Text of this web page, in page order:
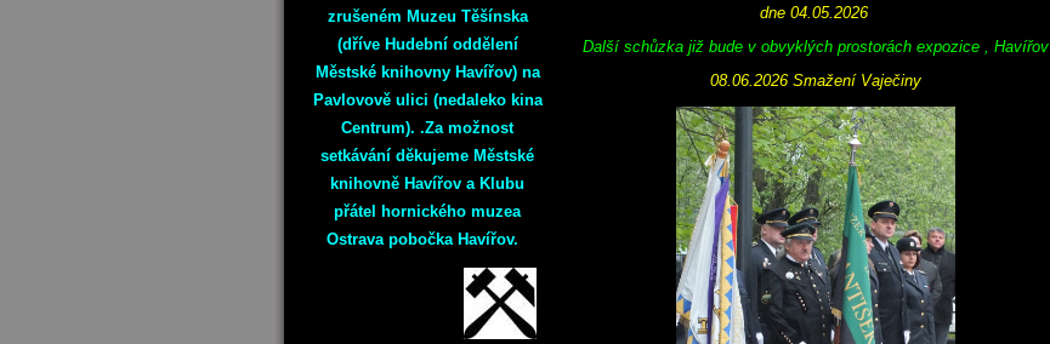
dne 04.05.2026
Další schůzka již bude v obvyklých prostorách expozice , Havířov
08.06.2026 Smažení Vaječiny
zrušeném Muzeu Těšínska
(dříve Hudební oddělení
Městské knihovny Havířov) na
Pavlovově ulici (nedaleko kina
Centrum). .Za možnost
setkávání děkujeme Městské
knihovně Havířov a Klubu
přátel hornického muzea
Ostrava pobočka Havířov.